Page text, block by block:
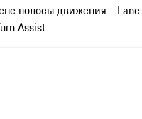
полосы движения - Lane
Assist